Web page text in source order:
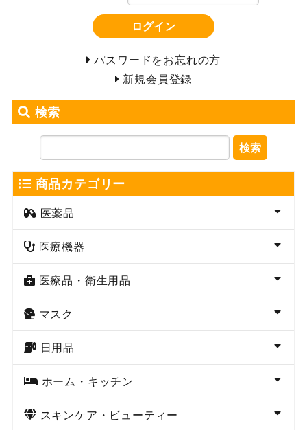
ログイン
パスワードをお忘れの方
新規会員登録
検索
検索
商品カテゴリー
医薬品
医療機器
医療品・衛生用品
マスク
日用品
ホーム・キッチン
スキンケア・ビューティー